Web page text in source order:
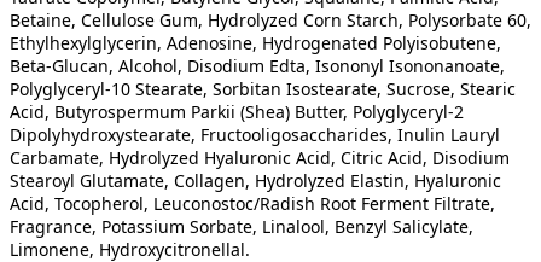
Betaine, Cellulose Gum, Hydrolyzed Corn Starch, Polysorbate 60,
Ethylhexylglycerin, Adenosine, Hydrogenated Polyisobutene,
Beta-Glucan, Alcohol, Disodium Edta, Isononyl Isononanoate,
Polyglyceryl-10 Stearate, Sorbitan Isostearate, Sucrose, Stearic
Acid, Butyrospermum Parkii (Shea) Butter, Polyglyceryl-2
Dipolyhydroxystearate, Fructooligosaccharides, Inulin Lauryl
Carbamate, Hydrolyzed Hyaluronic Acid, Citric Acid, Disodium
Stearoyl Glutamate, Collagen, Hydrolyzed Elastin, Hyaluronic
Acid, Tocopherol, Leuconostoc/Radish Root Ferment Filtrate,
Fragrance, Potassium Sorbate, Linalool, Benzyl Salicylate,
Limonene, Hydroxycitronellal.